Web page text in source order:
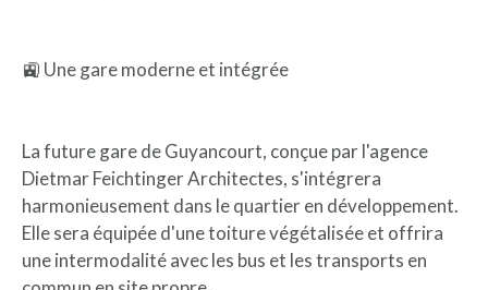
🚉 Une gare moderne et intégrée
La future gare de Guyancourt, conçue par l'agence
Dietmar Feichtinger Architectes, s'intégrera
harmonieusement dans le quartier en développement.
Elle sera équipée d'une toiture végétalisée et offrira
une intermodalité avec les bus et les transports en